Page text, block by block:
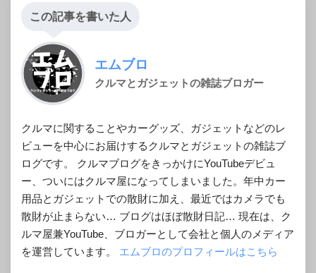
この記事を書いた人
エムブロ
クルマとガジェットの雑誌ブロガー
クルマに関することやカーグッズ、ガジェットなどのレ
ビューを中心にお届けするクルマとガジェットの雑誌ブ
ログです。 クルマブログをきっかけにYouTubeデビュ
ー、ついにはクルマ屋になってしまいました。年中カー
用品とガジェットでの散財に加え、最近ではカメラでも
散財が止まらない… ブログはほぼ散財日記… 現在は、ク
ルマ屋兼YouTube、ブロガーとして会社と個人のメディア
を運営しています。 エムブロのプロフィールはこちら